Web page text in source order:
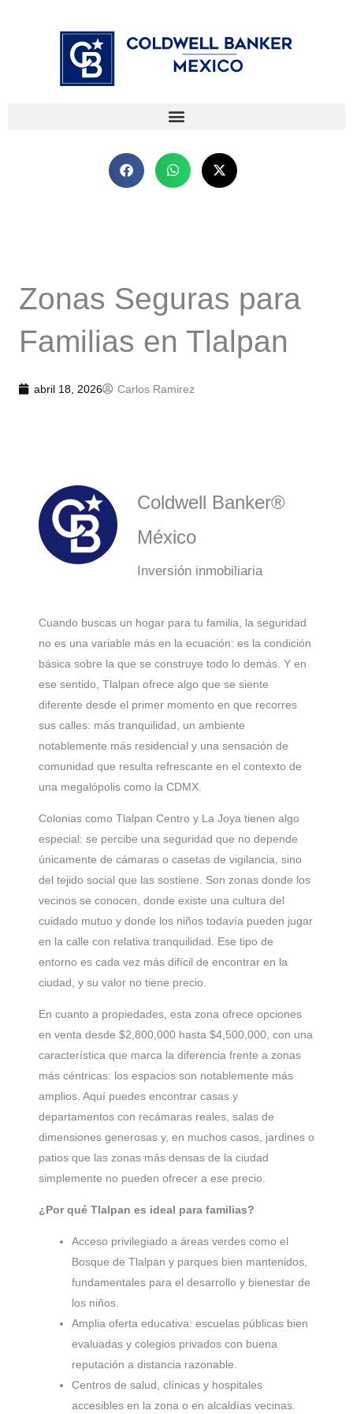
Zonas Seguras para
Familias en Tlalpan
abril 18, 2026 Carlos Ramirez
Coldwell Banker®
México
Inversión inmobiliaria
Cuando buscas un hogar para tu familia, la seguridad
no es una variable más en la ecuación: es la condición
básica sobre la que se construye todo lo demás. Y en
ese sentido, Tlalpan ofrece algo que se siente
diferente desde el primer momento en que recorres
sus calles: más tranquilidad, un ambiente
notablemente más residencial y una sensación de
comunidad que resulta refrescante en el contexto de
una megalópolis como la CDMX.
Colonias como Tlalpan Centro y La Joya tienen algo
especial: se percibe una seguridad que no depende
únicamente de cámaras o casetas de vigilancia, sino
del tejido social que las sostiene. Son zonas donde los
vecinos se conocen, donde existe una cultura del
cuidado mutuo y donde los niños todavía pueden jugar
en la calle con relativa tranquilidad. Ese tipo de
entorno es cada vez más difícil de encontrar en la
ciudad, y su valor no tiene precio.
En cuanto a propiedades, esta zona ofrece opciones
en venta desde $2,800,000 hasta $4,500,000, con una
característica que marca la diferencia frente a zonas
más céntricas: los espacios son notablemente más
amplios. Aquí puedes encontrar casas y
departamentos con recámaras reales, salas de
dimensiones generosas y, en muchos casos, jardines o
patios que las zonas más densas de la ciudad
simplemente no pueden ofrecer a ese precio.
¿Por qué Tlalpan es ideal para familias?
Acceso privilegiado a áreas verdes como el
Bosque de Tlalpan y parques bien mantenidos,
fundamentales para el desarrollo y bienestar de
los niños.
Amplia oferta educativa: escuelas públicas bien
evaluadas y colegios privados con buena
reputación a distancia razonable.
Centros de salud, clínicas y hospitales
accesibles en la zona o en alcaldías vecinas.